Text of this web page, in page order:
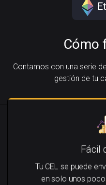
Cómo
Contamos con una serie
gestión de tu
Fácil
Tu CEL se puede
en solo unos